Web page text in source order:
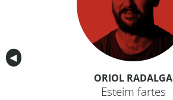
Anterior
◀︎
ORIOL RADALGA
Esteim fartes